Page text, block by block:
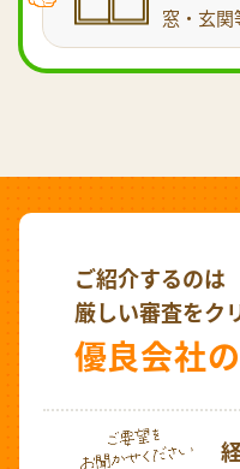
窓・玄関
ご紹介するのは
厳しい審査をク
優良会社